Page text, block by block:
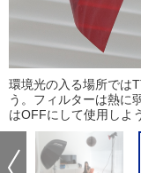
環境光の入る場所では
う。フィルターは熱に
はOFFにして使用しよ